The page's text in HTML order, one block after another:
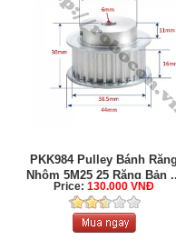
PKK984 Pulley Bánh Răng
Nhôm 5M25 25 Răng
Price:130.000 VNĐ